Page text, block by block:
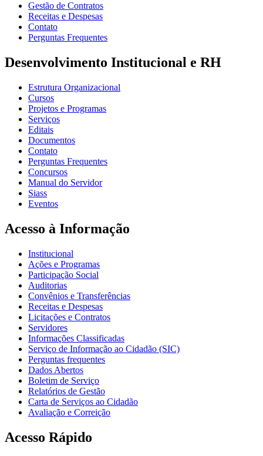
Gestão de Contratos
Receitas e Despesas
Contato
Perguntas Frequentes
Desenvolvimento Institucional e RH
Estrutura Organizacional
Cursos
Projetos e Programas
Serviços
Editais
Documentos
Contato
Perguntas Frequentes
Concursos
Manual do Servidor
Siass
Eventos
Acesso à Informação
Institucional
Ações e Programas
Participação Social
Auditorias
Convênios e Transferências
Receitas e Despesas
Licitações e Contratos
Servidores
Informações Classificadas
Serviço de Informação ao Cidadão (SIC)
Perguntas frequentes
Dados Abertos
Boletim de Serviço
Relatórios de Gestão
Carta de Serviços ao Cidadão
Avaliação e Correição
Acesso Rápido